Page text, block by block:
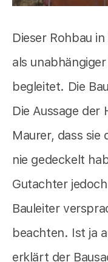
Dieser Rohbau
als
begleitet. Die
Die Aussage der
Maurer, dass sie
nie gedeckelt
Gutachter
Bauleiter
beachten. Ist ja
erklärt der